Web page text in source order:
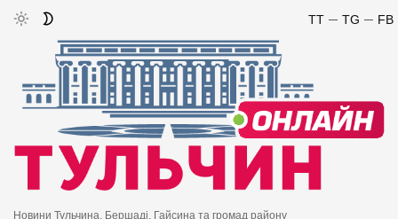
FB
TG
TT
Новини Тульчина, Бершаді, Гайсина та громад району